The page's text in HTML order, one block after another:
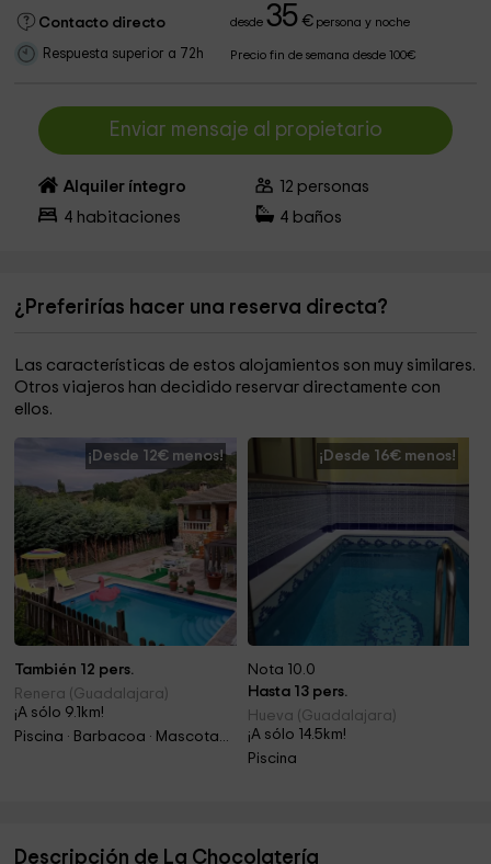
Contacto directo desde35 €persona y noche
Respuesta superior a 72h Precio fin de semana desde 100€
Enviar mensaje al propietario
Alquiler íntegro 12 personas
4 habitaciones 4 baños
¿Preferirías hacer una reserva directa?
Las características de estos alojamientos son muy similares.
Otros viajeros han decidido reservar directamente con
ellos.
¡Desde 12€ menos!
También 12 pers.
Renera (Guadalajara)
¡A sólo 9.1km!
Piscina · Barbacoa · Mascotas · Chimenea
¡Desde 16€ menos!
Nota 10.0
Hasta 13 pers.
Hueva (Guadalajara)
¡A sólo 14.5km!
Piscina
Descripción de La Chocolatería